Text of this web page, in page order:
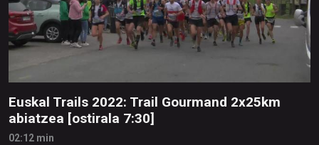
Euskal Trails 2022: Trail Gourmand 2x25km
abiatzea [ostirala 7:30]
02:12 min